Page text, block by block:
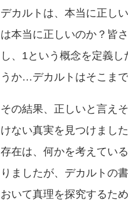
デカルトは、本当に正し
は本当に正しいのか？皆
し、1という概念を定義
うか…デカルトはそこま
その結果、正しいと言え
けない真実を見つけまし
存在は、何かを考えてい
りましたが、デカルトの
おいて真理を探究するた